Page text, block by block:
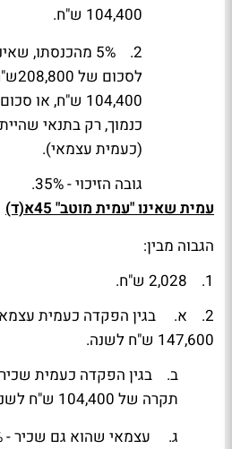
104,400 ש"ח.
2. 5% מהכנסתו,
104,400 ש"ח,
כנמוך, רק בתנאי
(כעמית עצמאי).
גובה הזיכוי - 35%.
עמית שאינו "עמית מוטב" 45א(ד)
הגבוה מבין:
1. 2,028 ש"ח.
147,600 ש"ח לשנה.
תקרה של 104,400 ש"ח לשנה.